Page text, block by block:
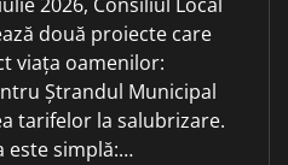
două proiecte care
viața oamenilor:
Ștrandul Municipal
tarifelor la salubrizare.
este simplă:…